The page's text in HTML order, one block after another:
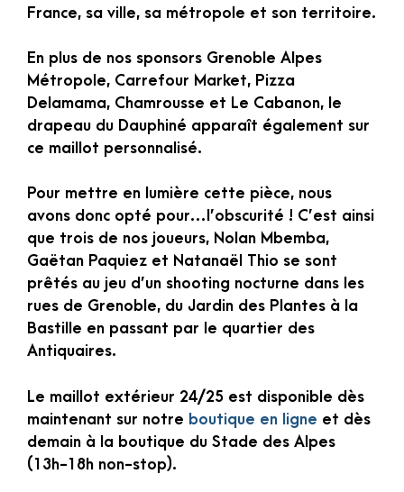
France, sa ville, sa métropole et son territoire.
En plus de nos sponsors Grenoble Alpes
Métropole, Carrefour Market, Pizza
Delamama, Chamrousse et Le Cabanon, le
drapeau du Dauphiné apparaît également sur
ce maillot personnalisé.
Pour mettre en lumière cette pièce, nous
avons donc opté pour…l’obscurité ! C’est ainsi
que trois de nos joueurs, Nolan Mbemba,
Gaëtan Paquiez et Natanaël Thio se sont
prêtés au jeu d’un shooting nocturne dans les
rues de Grenoble, du Jardin des Plantes à la
Bastille en passant par le quartier des
Antiquaires.
Le maillot extérieur 24/25 est disponible dès
maintenant sur notre boutique en ligne et dès
demain à la boutique du Stade des Alpes
(13h-18h non-stop).